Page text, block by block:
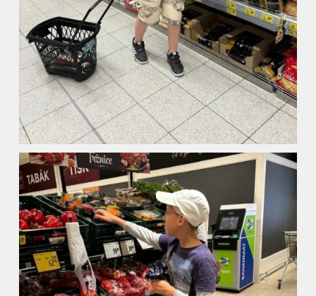
ZŠ a MŠ při nemocnici
Školní družina
Fotogalerie
Kalendář akcí
Aktuality
Kontakty